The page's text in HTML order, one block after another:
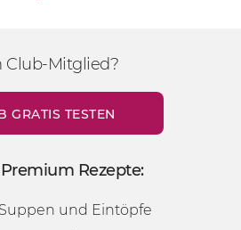
Club-Mitglied?
GRATIS TESTEN
Premium Rezepte:
Suppen und Eintöpfe